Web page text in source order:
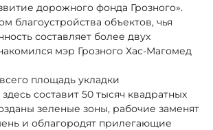
дорожного фонда Грозного».
благоустройства объектов, чья
составляет более двух
мэр Грозного Хас-Магомед
площадь укладки
составит 50 тысяч квадратных
зеленые зоны, рабочие заменят
и облагородят прилегающие